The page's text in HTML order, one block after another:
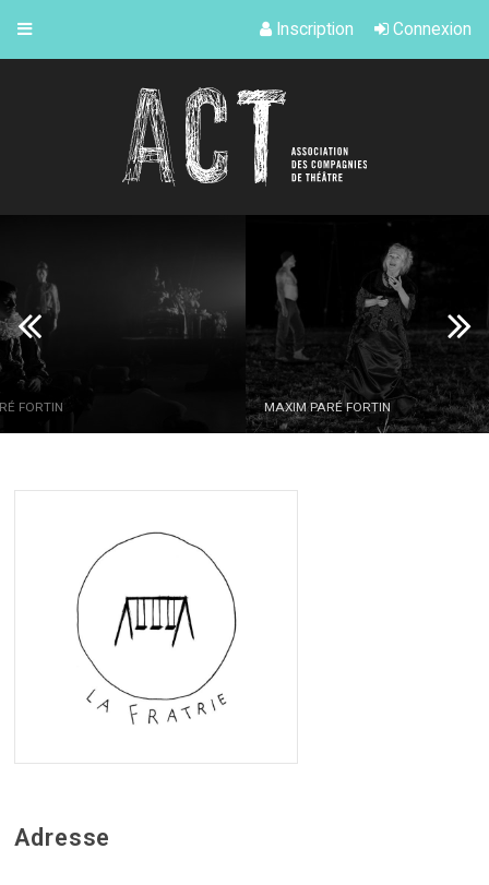
Inscription Connexion
MAXIM PARÉ FORTIN
Adresse